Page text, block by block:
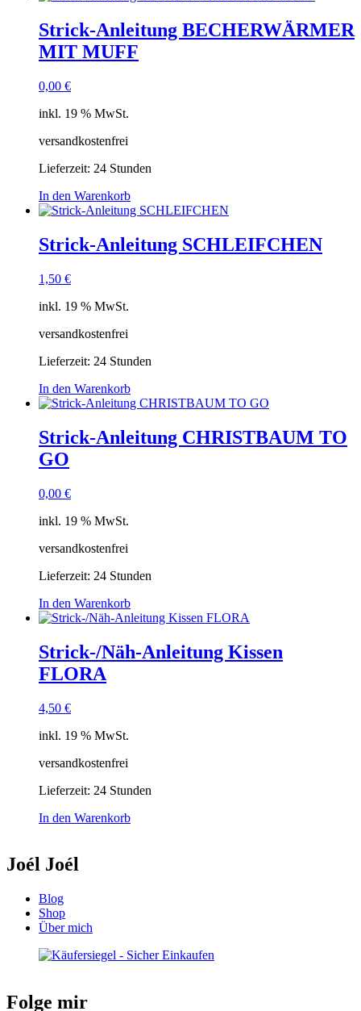
Strick-Anleitung BECHERWÄRMER
MIT MUFF
0,00 €
inkl. 19 % MwSt.
versandkostenfrei
Lieferzeit: 24 Stunden
In den Warenkorb
Strick-Anleitung SCHLEIFCHEN
1,50 €
inkl. 19 % MwSt.
versandkostenfrei
Lieferzeit: 24 Stunden
In den Warenkorb
Strick-Anleitung CHRISTBAUM TO
GO
0,00 €
inkl. 19 % MwSt.
versandkostenfrei
Lieferzeit: 24 Stunden
In den Warenkorb
Strick-/Näh-Anleitung Kissen
FLORA
4,50 €
inkl. 19 % MwSt.
versandkostenfrei
Lieferzeit: 24 Stunden
In den Warenkorb
Joél Joél
Blog
Shop
Über mich
Folge mir